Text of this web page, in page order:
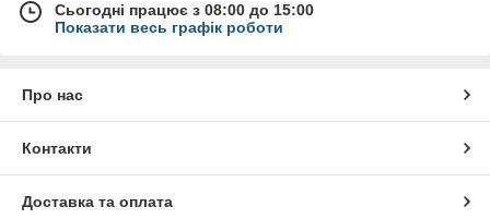
Сьогодні працює з 08:00 до 15:00
Показати весь графік роботи
Про нас
Контакти
Доставка та оплата